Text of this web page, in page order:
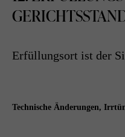
Erfüllungsort ist der
Technische Änderungen,